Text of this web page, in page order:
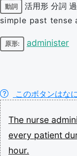
動詞 活用形 分詞
simple past
原形: administer
このボタンはな
The nurse
every patient
hour.